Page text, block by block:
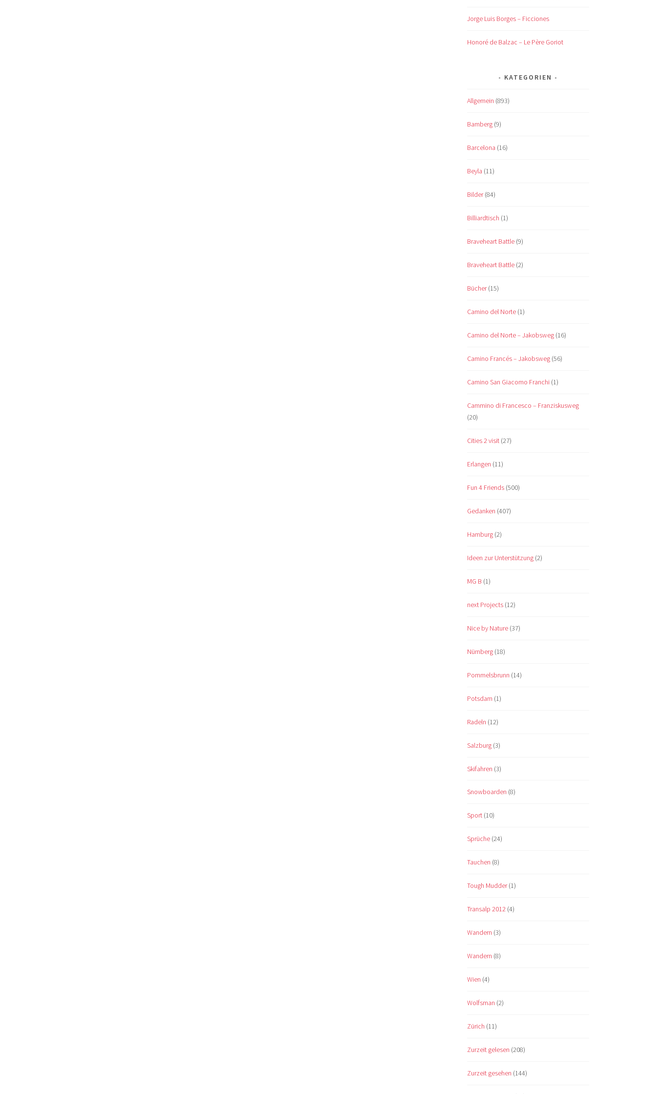
Jorge Luis Borges – Ficciones
Honoré de Balzac – Le Père Goriot
KATEGORIEN
Allgemein (893)
Bamberg (9)
Barcelona (16)
Beyla (11)
Bilder(84)
Billiardtisch (1)
Braveheart Battle (9)
Braveheart Battle (2)
Bücher(15)
Camino del Norte (1)
Camino del Norte – Jakobsweg (16)
Camino Francés – Jakobsweg (56)
Camino San Giacomo Franchi (1)
Cammino di Francesco – Franziskusweg
(20)
Cities 2 visit (27)
Erlangen (11)
Fun 4 Friends (500)
Gedanken (407)
Hamburg (2)
Ideen zur Unterstützung (2)
MG B (1)
next Projects (12)
Nice by Nature (37)
Nürnberg (18)
Pommelsbrunn (14)
Potsdam (1)
Radeln (12)
Salzburg (3)
Skifahren (3)
Snowboarden (8)
Sport (10)
Sprüche (24)
Tauchen (8)
Tough Mudder(1)
Transalp 2012 (4)
Wandern (3)
Wandern (8)
Wien (4)
Wolfsman (2)
Zürich (11)
Zurzeit gelesen (208)
Zurzeit gesehen (144)